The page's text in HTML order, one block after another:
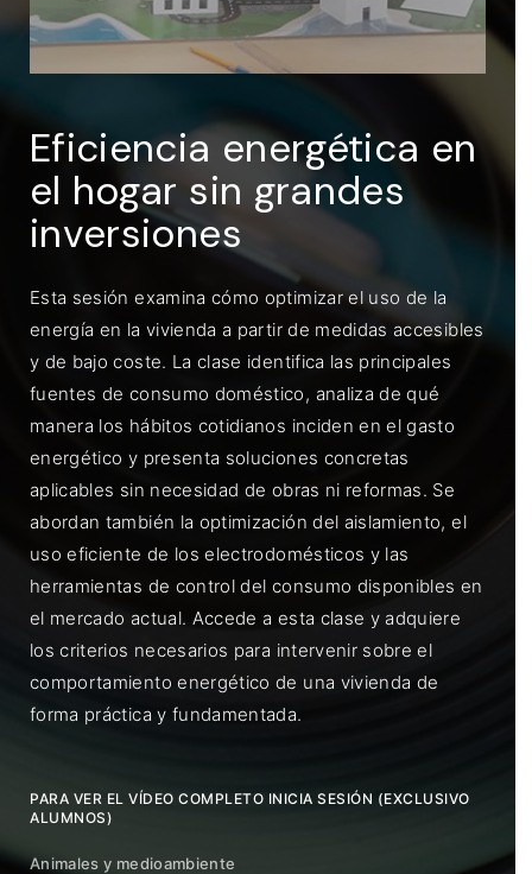
Eficiencia energética en
el hogar sin grandes
inversiones
Esta sesión examina cómo optimizar el uso de la
energía en la vivienda a partir de medidas accesibles
y de bajo coste. La clase identifica las principales
fuentes de consumo doméstico, analiza de qué
manera los hábitos cotidianos inciden en el gasto
energético y presenta soluciones concretas
aplicables sin necesidad de obras ni reformas. Se
abordan también la optimización del aislamiento, el
uso eficiente de los electrodomésticos y las
herramientas de control del consumo disponibles en
el mercado actual. Accede a esta clase y adquiere
los criterios necesarios para intervenir sobre el
comportamiento energético de una vivienda de
forma práctica y fundamentada.
PARA VER EL VÍDEO COMPLETO INICIA SESIÓN (EXCLUSIVO
ALUMNOS)
Animales y medioambiente